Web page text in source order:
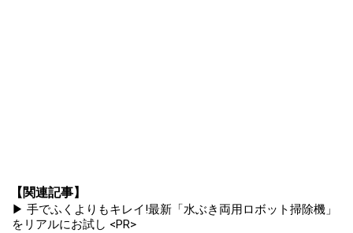
【関連記事】
▶ 手でふくよりもキレイ!最新「水ぶき両用ロボット掃除機」
をリアルにお試し <PR>